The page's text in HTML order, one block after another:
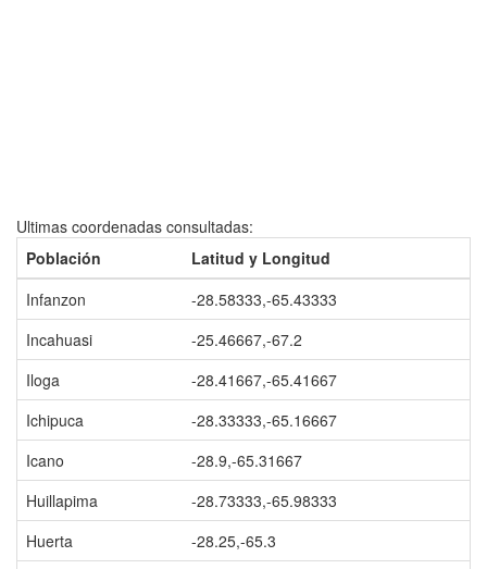
Ultimas coordenadas consultadas:
Población
Latitud y Longitud
Infanzon
-28.58333,-65.43333
Incahuasi
-25.46667,-67.2
Iloga
-28.41667,-65.41667
Ichipuca
-28.33333,-65.16667
Icano
-28.9,-65.31667
Huillapima
-28.73333,-65.98333
Huerta
-28.25,-65.3